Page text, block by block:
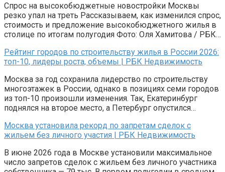
Спрос на высокобюджетные новостройки Москвы
резко упал на треть Рассказываем, как изменился спрос,
стоимость и предложение высокобюджетного жилья в
столице по итогам полугодия Фото: Оля Хамитова / РБК…
Рейтинг городов по строительству жилья в России 2026:
топ-10, лидеры роста, объемы | РБК Недвижимость
Москва за год сохранила лидерство по строительству
многоэтажек в России, однако в позициях семи городов
из топ-10 произошли изменения. Так, Екатеринбург
поднялся на второе место, а Петербург опустился…
Москва установила рекорд по запретам сделок с
жильем без личного участия | РБК Недвижимость
В июне 2026 года в Москве установили максимальное
число запретов сделок с жильем без личного участника